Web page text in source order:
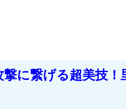
撃に繋げる超美技